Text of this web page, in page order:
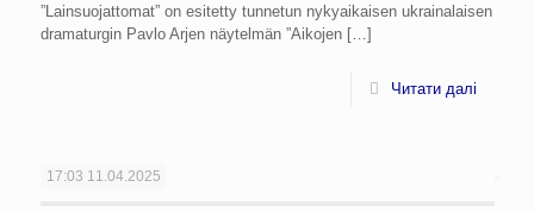
”Lainsuojattomat” on esitetty tunnetun nykyaikaisen ukrainalaisen
dramaturgin Pavlo Arjen näytelmän ”Aikojen[…]
Читати далі
17:03 11.04.2025